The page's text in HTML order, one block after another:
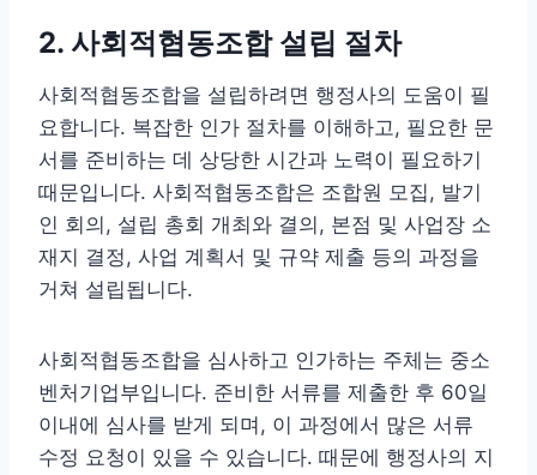
2. 사회적협동조합 설립 절차
사회적협동조합을 설립하려면 행정사의 도움이 필
요합니다. 복잡한 인가 절차를 이해하고, 필요한 문
서를 준비하는 데 상당한 시간과 노력이 필요하기
때문입니다. 사회적협동조합은 조합원 모집, 발기
인 회의, 설립 총회 개최와 결의, 본점 및 사업장 소
재지 결정, 사업 계획서 및 규약 제출 등의 과정을
거쳐 설립됩니다.
사회적협동조합을 심사하고 인가하는 주체는 중소
벤처기업부입니다. 준비한 서류를 제출한 후 60일
이내에 심사를 받게 되며, 이 과정에서 많은 서류
수정 요청이 있을 수 있습니다. 때문에 행정사의 지